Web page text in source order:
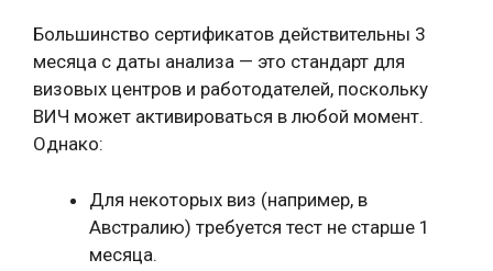
Большинство сертификатов действительны 3
месяца с даты анализа — это стандарт для
визовых центров и работодателей, поскольку
ВИЧ может активироваться в любой момент.
Однако:
Для некоторых виз (например, в
Австралию) требуется тест не старше 1
месяца.